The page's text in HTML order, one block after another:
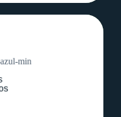
de operaciones
en la política,
sociedad.